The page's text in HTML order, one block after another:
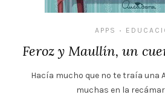
APPS •
Feroz y Maullín, un
Hacía mucho que no te traía una
muchas en la